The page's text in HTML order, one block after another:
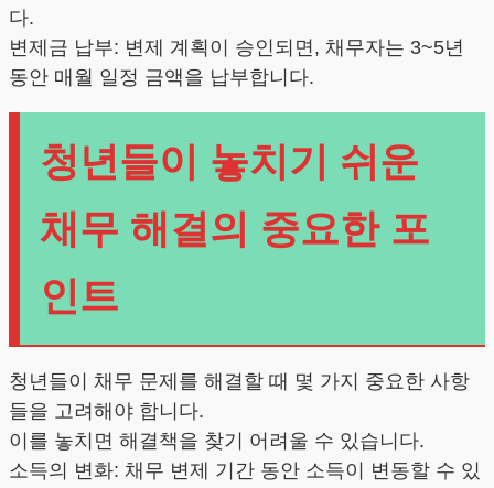
다.
변제금 납부: 변제 계획이 승인되면, 채무자는 3~5년
동안 매월 일정 금액을 납부합니다.
청년들이 놓치기 쉬운
채무 해결의 중요한 포
인트
청년들이 채무 문제를 해결할 때 몇 가지 중요한 사항
들을 고려해야 합니다.
이를 놓치면 해결책을 찾기 어려울 수 있습니다.
소득의 변화: 채무 변제 기간 동안 소득이 변동할 수 있